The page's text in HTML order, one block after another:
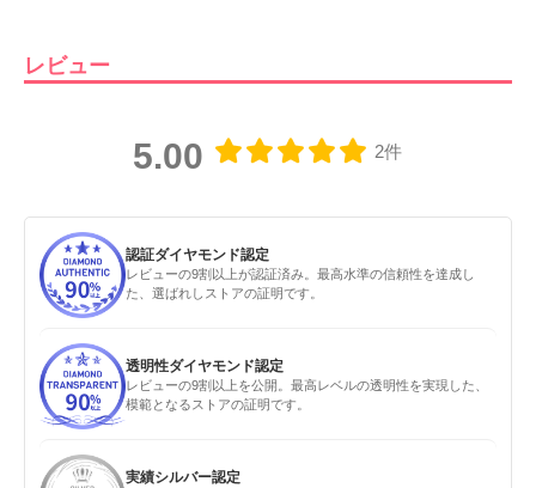
レビュー
5.00 2件
認証ダイヤモンド認定
レビューの9割以上が認証済み。最高水準の信頼性を達成し
た、選ばれしストアの証明です。
透明性ダイヤモンド認定
レビューの9割以上を公開。最高レベルの透明性を実現した、
模範となるストアの証明です。
実績シルバー認定